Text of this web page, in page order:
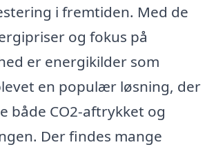
i fremtiden. Med de
og fokus på
er energikilder som
en populær løsning, der
både CO2-aftrykket og
Der findes mange